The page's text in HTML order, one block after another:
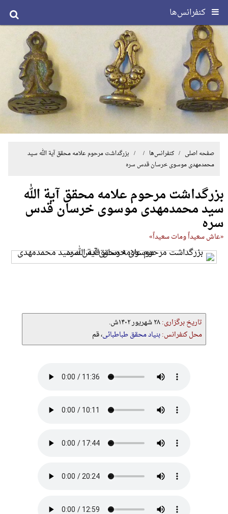
کنفرانس‌ها
صفحه اصلی /کنفرانس‌ها / / بزرگداشت مرحوم علامه محقق آیة الله سید
محمدمهدی موسوی خرسان‌ قدس سره
بزرگداشت مرحوم علامه محقق آیة الله
سید محمدمهدی موسوی خرسان‌ قدس
سره
«عاش سعیداً ومات سعیداً»
تاریخ برگزاری:۲۸ شهریور ۱۴۰۲ش.
محل کنفرانس:بنیاد محقق طباطبائی، قم